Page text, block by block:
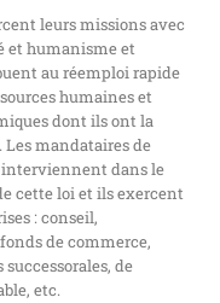
leurs missions avec
et humanisme et
au réemploi rapide
humaines et
dont ils ont la
Les mandataires de
dans le
cette loi et ils exercent
: conseil,
de commerce,
de
etc.